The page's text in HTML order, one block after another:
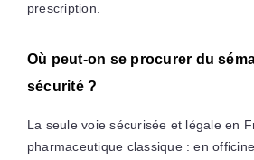
prescription.
Où peut-on se procurer du
sécurité ?
La seule voie sécurisée et légale en
pharmaceutique classique : en